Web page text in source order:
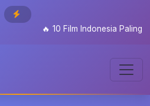
10 Film Indonesia Paling